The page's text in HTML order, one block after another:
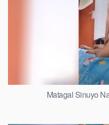
Matagal Sinuyo